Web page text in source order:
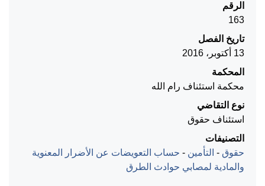
الرقم
163
تاريخ الفصل
13 أكتوبر، 2016
المحكمة
محكمة استئناف رام الله
نوع التقاضي
استئناف حقوق
التصنيفات
حقوق - التأمين - حساب التعويضات عن الأضرار المعنوية
والمادية لمصابي حوادث الطرق